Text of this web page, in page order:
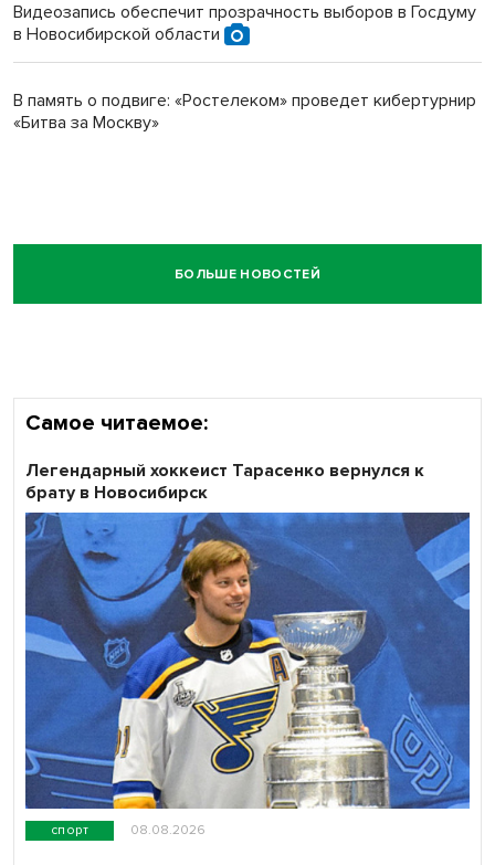
Видеозапись обеспечит прозрачность выборов в Госдуму
в Новосибирской области
В память о подвиге: «Ростелеком» проведет кибертурнир
«Битва за Москву»
БОЛЬШЕ НОВОСТЕЙ
Самое читаемое:
спорт 08.08.2026
Легендарный хоккеист Тарасенко вернулся к
брату в Новосибирск